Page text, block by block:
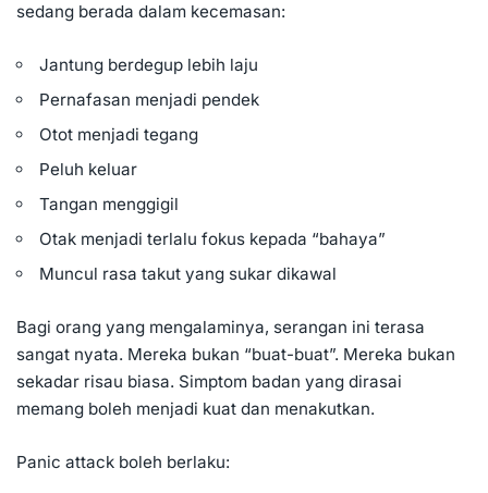
sedang berada dalam kecemasan:
Jantung berdegup lebih laju
Pernafasan menjadi pendek
Otot menjadi tegang
Peluh keluar
Tangan menggigil
Otak menjadi terlalu fokus kepada “bahaya”
Muncul rasa takut yang sukar dikawal
Bagi orang yang mengalaminya, serangan ini terasa
sangat nyata. Mereka bukan “buat-buat”. Mereka bukan
sekadar risau biasa. Simptom badan yang dirasai
memang boleh menjadi kuat dan menakutkan.
Panic attack boleh berlaku: